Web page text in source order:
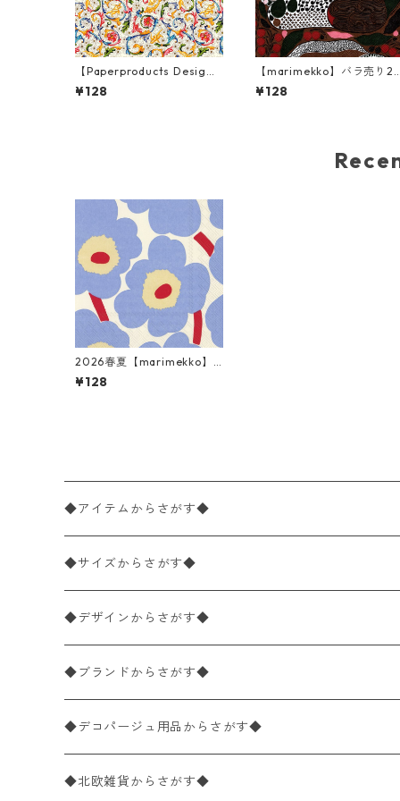
【Paperproducts Desig
n】バラ売り2枚 ランチサイ
ズ ペーパーナプキン FIORE
¥128
【marimekko】バラ売り2
枚 ランチサイズ ペーパーナ
プキン RUSAKKO ブラウン
¥128
2026春夏【marimekko】
バラ売り2枚 ランチサイズ
ペーパーナプキン UNIKKO
¥128
◆アイテムからさがす◆
ペーパーナプキン2枚バラ売り
ペーパーナプキン1枚バラ売り
ペーパーナプキン20枚入りパック
ペーパーナプキン10枚入りパック
ライスペーパー
◆サイズからさがす◆
33×33cm（ランチサイズ）
バラ売り
パック売り
25×25cm（カクテルサイズ）
バラ売り
パック売り
40×40cm（ディナーサイズ）
バラ売り
21×21cm（ポケットサイズ）
◆デザインからさがす◆
花柄
植物・グリーン柄
動物・鳥・昆虫・蝶柄
◆ブランドからさがす◆
ドイツ製 IHR/イア
ランチサイズ
ドイツ製 Ambiente/アンビエンテ
◆デコパージュ用品からさがす◆
デコパージュ液
◆北欧雑貨からさがす◆